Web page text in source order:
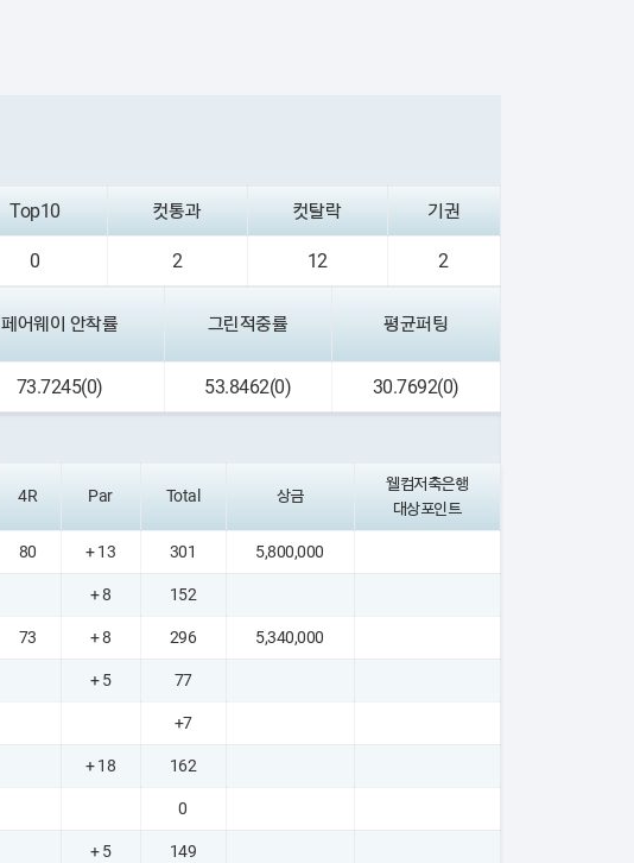
Top10 컷통과 컷탈락 기권
0 2 12 2
페어웨이 안착률 그린적중률 평균퍼팅
73.7245(0) 53.8462(0) 30.7692(0)
4R Par Total 상금
웰컴저축은행
대상포인트
80 + 13 301 5,800,000
+ 8 152
73 + 8 296 5,340,000
+ 5 77
+7
+ 18 162
0
+ 5 149